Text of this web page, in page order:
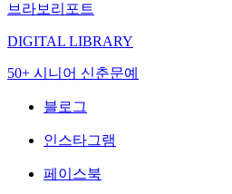
브라보리포트
DIGITAL LIBRARY
50+ 시니어 신춘문예
블로그
인스타그램
페이스북